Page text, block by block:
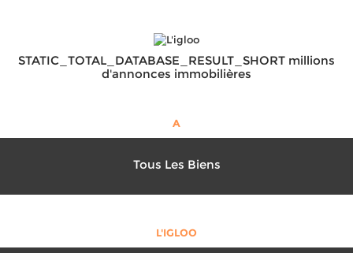
STATIC_TOTAL_DATABASE_RESULT_SHORT millions
d'annonces immobilières
A
Tous Les Biens
L'IGLOO